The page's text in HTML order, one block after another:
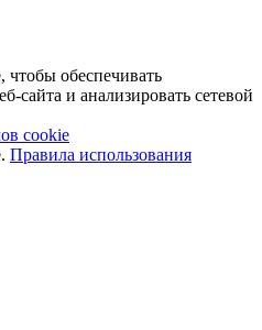
обеспечивать
сайта и анализировать сетевой
cookie
Правила использования